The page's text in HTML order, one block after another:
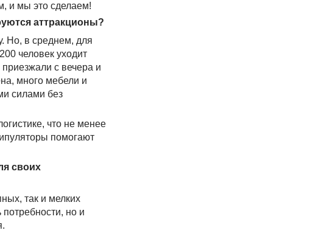
и мы это сделаем!
аттракционы?
Но, в среднем, для
человек уходит
с вечера и
много мебели и
силами без
что не менее
помогают
своих
так и мелких
но и